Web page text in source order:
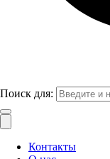
Поиск для:
Контакты